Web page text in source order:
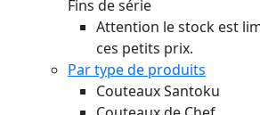
Fins de série
Attention le stock est
ces petits prix.
Par type de produits
Couteaux Santoku